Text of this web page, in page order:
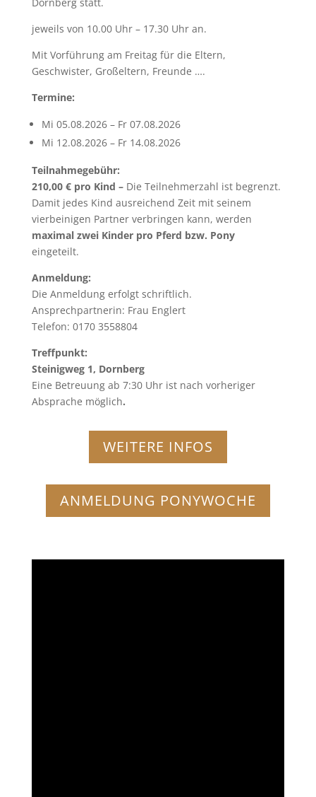
jeweils von 10.00 Uhr – 17.30 Uhr an.
Mit Vorführung am Freitag für die Eltern,
Geschwister, Großeltern, Freunde ….
Termine:
Mi 05.08.2026 – Fr 07.08.2026
Mi 12.08.2026 – Fr 14.08.2026
Teilnahmegebühr:
210,00 € pro Kind – Die Teilnehmerzahl ist begrenzt.
Damit jedes Kind ausreichend Zeit mit seinem
vierbeinigen Partner verbringen kann, werden
maximal zwei Kinder pro Pferd bzw. Pony
eingeteilt.
Anmeldung:
Die Anmeldung erfolgt schriftlich.
Ansprechpartnerin: Frau Englert
Telefon: 0170 3558804
Treffpunkt:
Steinigweg 1, Dornberg
Eine Betreuung ab 7:30 Uhr ist nach vorheriger
Absprache möglich.
WEITERE INFOS
ANMELDUNG PONYWOCHE